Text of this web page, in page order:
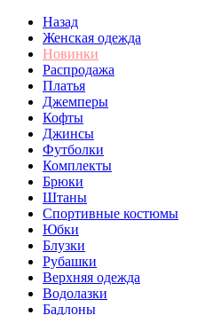
Назад
Женская одежда
Новинки
Распродажа
Платья
Джемперы
Кофты
Джинсы
Футболки
Комплекты
Брюки
Штаны
Спортивные костюмы
Юбки
Блузки
Рубашки
Верхняя одежда
Водолазки
Бадлоны